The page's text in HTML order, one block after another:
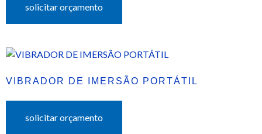
solicitar orçamento
VIBRADOR DE IMERSÃO PORTÁTIL
solicitar orçamento